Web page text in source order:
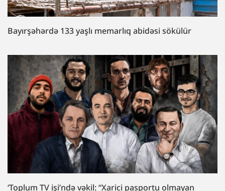
Bayırşəhərdə 133 yaşlı memarlıq abidəsi sökülür
‘Toplum TV işi’ndə vəkil: “Xarici pasportu olmayan